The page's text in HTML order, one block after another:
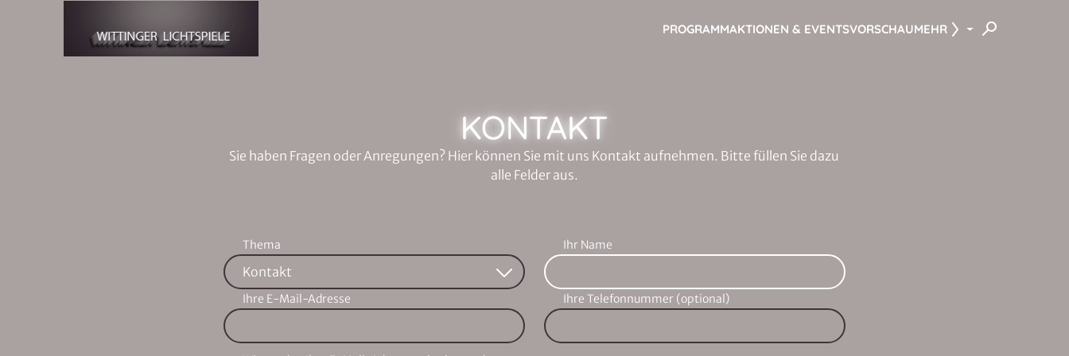
Zum Hauptinhalt springen PROGRAMMAKTIONEN & EVENTSVORSCHAUMEHR
KONTAKT
Sie haben Fragen oder Anregungen? Hier können Sie mit uns Kontakt aufnehmen. Bitte füllen Sie dazu
alle Felder aus.
Thema Ihr Name
Ihre E-Mail-Adresse Ihre Telefonnummer (optional)